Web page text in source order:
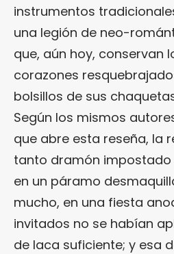
instrumentos
una legión de neo-
que, aún hoy, conservan
corazones
bolsillos de sus
Según los mismos
que abre esta reseña, la
tanto dramón impostado
en un páramo
mucho, en una fiesta
invitados no se habían
de laca suficiente; y esa